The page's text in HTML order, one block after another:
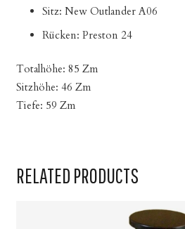
Sitz: New Outlander A06
Rücken: Preston 24
Totalhöhe: 85 Zm
Sitzhöhe: 46 Zm
Tiefe: 59 Zm
RELATED PRODUCTS